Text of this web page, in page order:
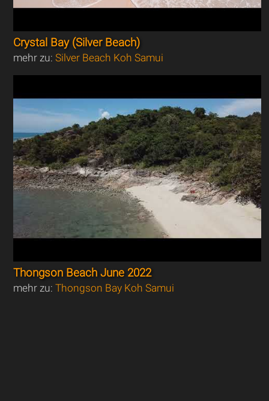
Crystal Bay (Silver Beach)
mehr zu:Silver Beach Koh Samui
Thongson Beach June 2022
mehr zu:Thongson Bay Koh Samui